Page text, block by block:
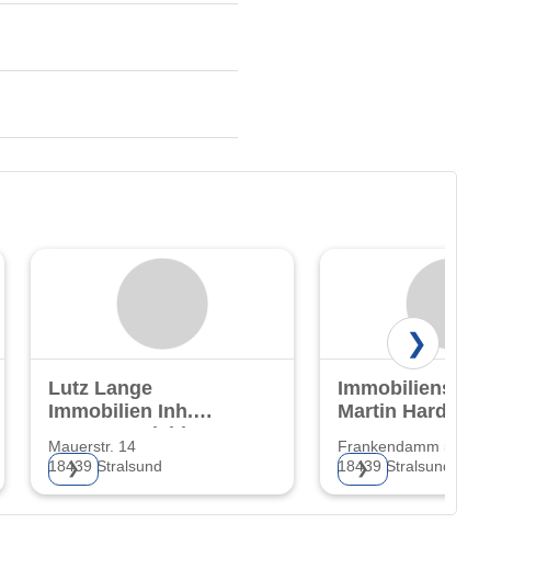
Lutz Lange
Immobilien Inh.
Torsten Malchin
Mauerstr. 14
18439 Stralsund
❯
Immobilienservice
Martin Hardtke
Frankendamm 56
18439 Stralsund
❯
❯